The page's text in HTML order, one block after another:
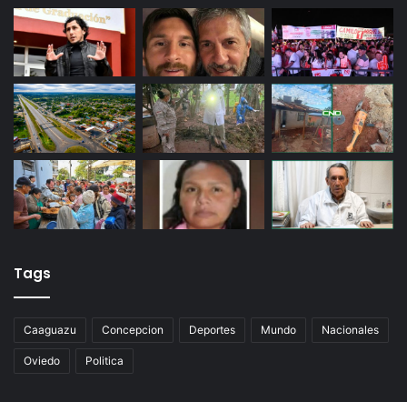
Tags
Caaguazu Concepcion Deportes Mundo Nacionales
Oviedo Politica